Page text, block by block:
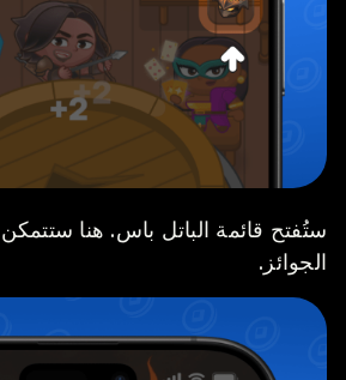
ستُفتح قائمة الباتل باس. هنا
الجوائز.